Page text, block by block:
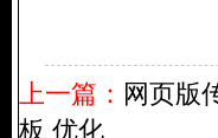
上一篇： 网页版
板 优化